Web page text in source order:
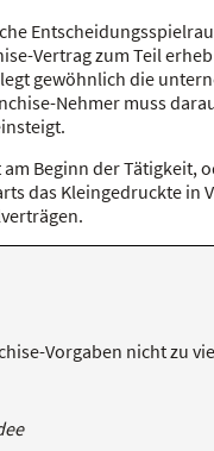
Vertrag zum Teil
gewöhnlich die
Nehmer muss
Beginn der Tätigkeit,
das Kleingedruckte in
Vorgaben nicht zu